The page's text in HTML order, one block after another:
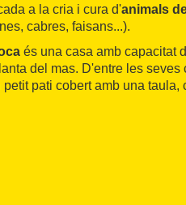
a la cria i cura d'animals
cabres, faisans...).
és una casa amb capacitat
del mas. D'entre les seves
petit pati cobert amb una taula,